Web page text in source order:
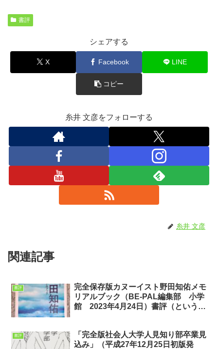
書評
シェアする
X Facebook LINE
コピー
糸井 文彦をフォローする
糸井 文彦
関連記事
書評
完全保存版カヌーイスト野田知佑メモ
リアルブック（BE-PAL編集部 小学
館 2023年4月24日）書評（というよ
書評
「完全版社会人大学人見知り部卒業見
込み」（平成27年12月25日初版発